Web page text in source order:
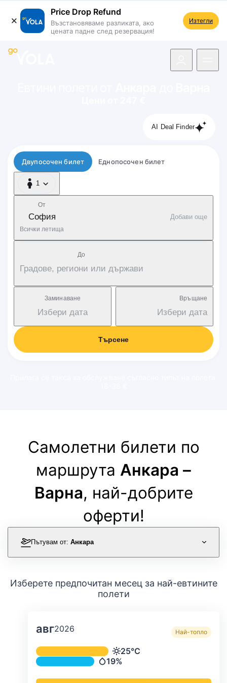
Price Drop Refund
Възстановяваме разликата, ако
цената падне след резервация!
Изтегли
AI Deal Finder
Тип полет
Двупосочен билет Еднопосочен билет
1
1 Пътник
От
София
Всички летища
Добави още
Дo
Градове, региони или държави
Заминаване
Избери дата
Връщане
Избери дата
Търсене
Самолетни билети по
маршрута Анкара –
Варна, най-добрите
оферти!
Пътувам от: Анкара
Изберете предпочитан месец за най-евтините
полети
авг2026 Най-топло
Средна месечна температура и
Температура
25°C
Валежи
19%